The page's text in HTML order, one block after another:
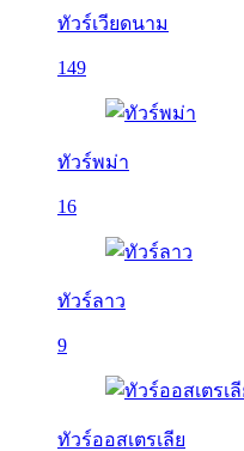
ทัวร์เวียดนาม
149
ทัวร์พม่า
16
ทัวร์ลาว
9
ทัวร์ออสเตรเลีย